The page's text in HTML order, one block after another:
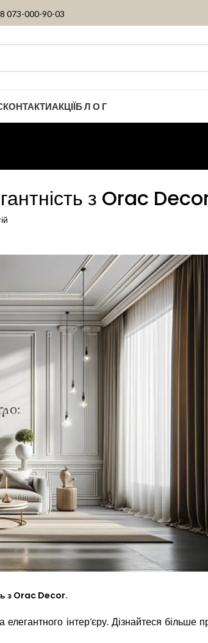
073-000-90-03
КОНТАКТИАКЦІЇБ Л О Г
з Orac
з Orac Decor.
інтер’єру. Дізнайтеся більше